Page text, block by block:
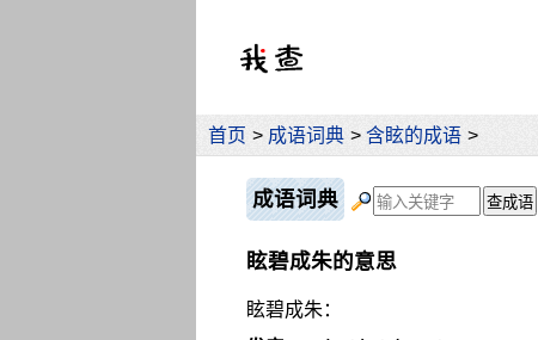
首页 > 成语词典 > 含眩的成语 >
成语词典
眩碧成朱的意思
眩碧成朱：